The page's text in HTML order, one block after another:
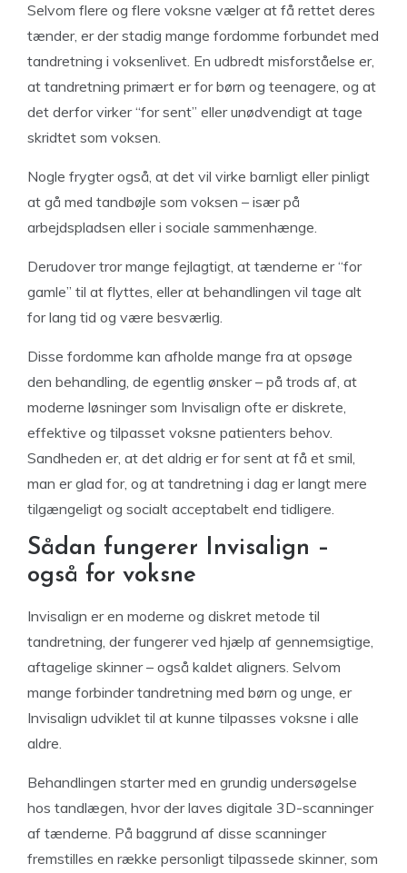
Selvom flere og flere voksne vælger at få rettet deres
tænder, er der stadig mange fordomme forbundet med
tandretning i voksenlivet. En udbredt misforståelse er,
at tandretning primært er for børn og teenagere, og at
det derfor virker “for sent” eller unødvendigt at tage
skridtet som voksen.
Nogle frygter også, at det vil virke barnligt eller pinligt
at gå med tandbøjle som voksen – især på
arbejdspladsen eller i sociale sammenhænge.
Derudover tror mange fejlagtigt, at tænderne er “for
gamle” til at flyttes, eller at behandlingen vil tage alt
for lang tid og være besværlig.
Disse fordomme kan afholde mange fra at opsøge
den behandling, de egentlig ønsker – på trods af, at
moderne løsninger som Invisalign ofte er diskrete,
effektive og tilpasset voksne patienters behov.
Sandheden er, at det aldrig er for sent at få et smil,
man er glad for, og at tandretning i dag er langt mere
tilgængeligt og socialt acceptabelt end tidligere.
Sådan fungerer Invisalign –
også for voksne
Invisalign er en moderne og diskret metode til
tandretning, der fungerer ved hjælp af gennemsigtige,
aftagelige skinner – også kaldet aligners. Selvom
mange forbinder tandretning med børn og unge, er
Invisalign udviklet til at kunne tilpasses voksne i alle
aldre.
Behandlingen starter med en grundig undersøgelse
hos tandlægen, hvor der laves digitale 3D-scanninger
af tænderne. På baggrund af disse scanninger
fremstilles en række personligt tilpassede skinner, som